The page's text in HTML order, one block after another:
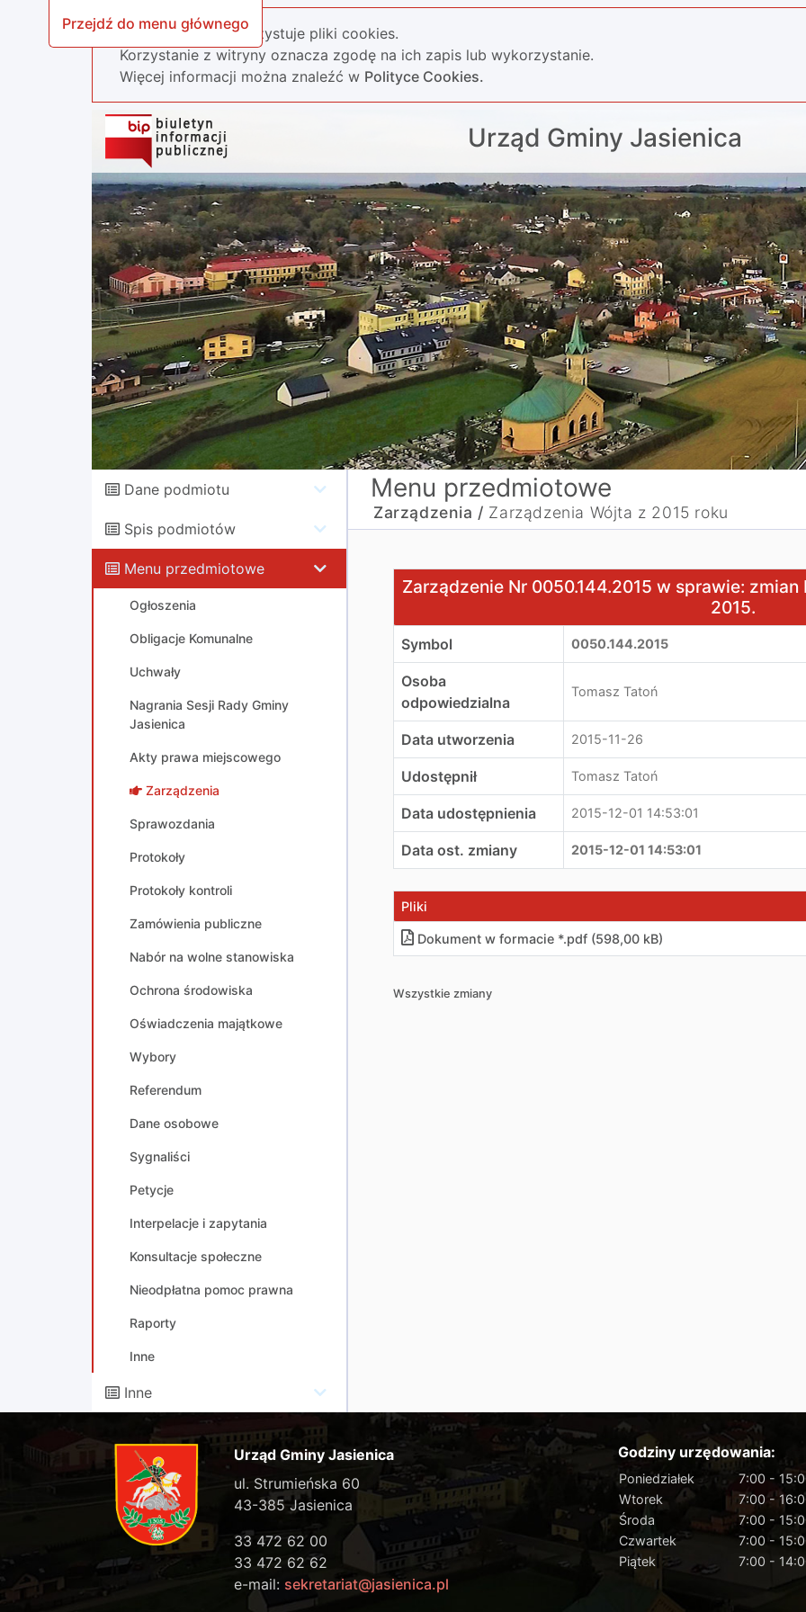
Przejdź do menu głównego
Nasza strona wykorzystuje pliki cookies.
Korzystanie z witryny oznacza zgodę na ich zapis lub wykorzystanie.
Więcej informacji można znaleźć w Polityce Cookies.
Urząd Gminy Jasienica
Dane podmiotu
Spis podmiotów
Menu przedmiotowe
Ogłoszenia
Obligacje Komunalne
Uchwały
Nagrania Sesji Rady Gminy
Jasienica
Akty prawa miejscowego
Zarządzenia
Sprawozdania
Protokoły
Protokoły kontroli
Zamówienia publiczne
Nabór na wolne stanowiska
Ochrona środowiska
Oświadczenia majątkowe
Wybory
Referendum
Dane osobowe
Sygnaliści
Petycje
Interpelacje i zapytania
Konsultacje społeczne
Nieodpłatna pomoc prawna
Raporty
Inne
Inne
Menu przedmiotowe
Zarządzenia / Zarządzenia Wójta z 2015 roku
Zarządzenie Nr 0050.144.2015 w sprawie: zmian budżetu
Zarządzenie Nr 0050.144.2015 w sprawie:
2015.
Symbol 0050.144.2015
Osoba
odpowiedzialna
Tomasz Tatoń
Data utworzenia 2015-11-26
Udostępnił Tomasz Tatoń
Data udostępnienia 2015-12-01 14:53:01
Data ost. zmiany 2015-12-01 14:53:01
Pliki
Dokument w formacie *.pdf (598,00 kB)
Wszystkie zmiany
Urząd Gminy Jasienica
ul. Strumieńska 60
43-385 Jasienica
33 472 62 00
33 472 62 62
e-mail: sekretariat@jasienica.pl
Godziny urzędowania:
Poniedziałek
7:00 -
Wtorek
7:00 -
Środa
7:00 -
Czwartek
7:00 -
Piątek
7:00 -